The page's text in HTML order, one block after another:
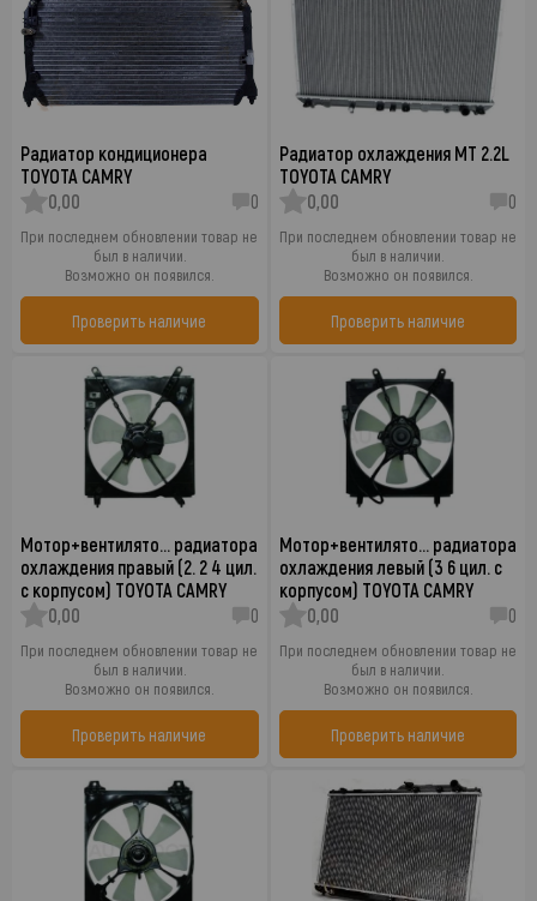
Радиатор кондиционера
TOYOTA CAMRY
0,00
0
При последнем обновлении товар не
был в наличии.
Возможно он появился.
Проверить наличие
Радиатор охлаждения MT 2.2L
TOYOTA CAMRY
0,00
0
При последнем обновлении товар не
был в наличии.
Возможно он появился.
Проверить наличие
Мотор+вентилято… радиатора
охлаждения правый (2. 2 4 цил.
с корпусом) TOYOTA CAMRY
0,00
0
При последнем обновлении товар не
был в наличии.
Возможно он появился.
Проверить наличие
Мотор+вентилято… радиатора
охлаждения левый (3 6 цил. с
корпусом) TOYOTA CAMRY
0,00
0
При последнем обновлении товар не
был в наличии.
Возможно он появился.
Проверить наличие